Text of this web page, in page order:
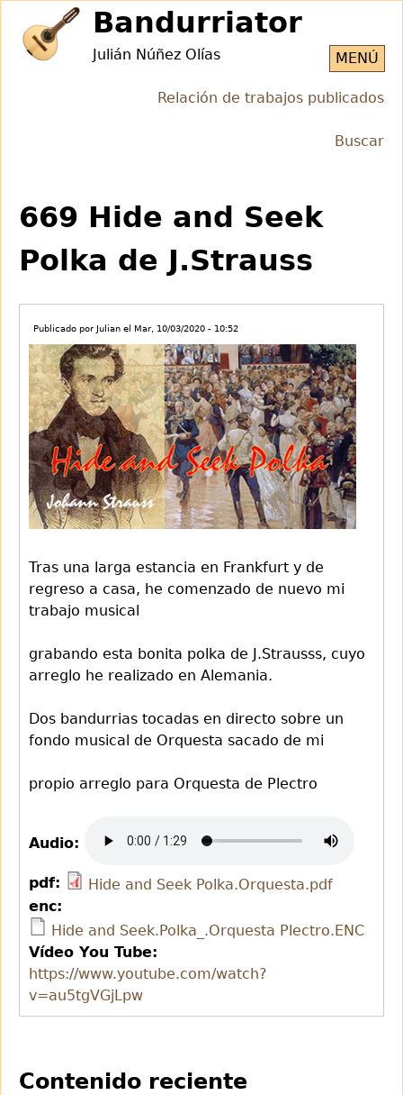
navigation
MENÚ
Bandurriator
Julián Núñez Olías
Relación de trabajos publicados
Buscar
to
top
to
top
669 Hide and Seek
Polka de J.Strauss
Publicado por Julian el Mar, 10/03/2020 - 10:52
Tras una larga estancia en Frankfurt y de
regreso a casa, he comenzado de nuevo mi
trabajo musical
grabando esta bonita polka de J.Strausss, cuyo
arreglo he realizado en Alemania.
Dos bandurrias tocadas en directo sobre un
fondo musical de Orquesta sacado de mi
propio arreglo para Orquesta de Plectro
Audio:
pdf:
Hide and Seek Polka.Orquesta.pdf
enc:
Hide and Seek.Polka_.Orquesta Plectro.ENC
Vídeo You Tube:
https://www.youtube.com/watch?
v=au5tgVGjLpw
Contenido reciente